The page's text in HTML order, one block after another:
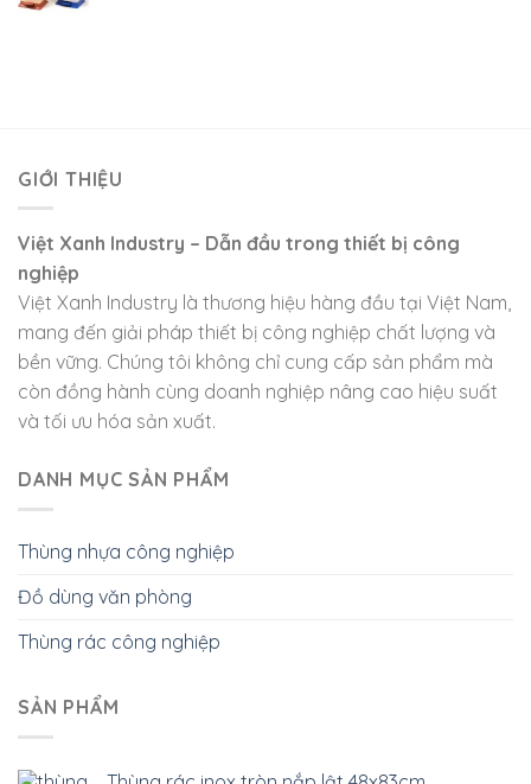
GIỚI THIỆU
Việt Xanh Industry – Dẫn đầu trong thiết bị công
nghiệp
Việt Xanh Industry là thương hiệu hàng đầu tại Việt Nam,
mang đến giải pháp thiết bị công nghiệp chất lượng và
bền vững. Chúng tôi không chỉ cung cấp sản phẩm mà
còn đồng hành cùng doanh nghiệp nâng cao hiệu suất
và tối ưu hóa sản xuất.
DANH MỤC SẢN PHẨM
Thùng nhựa công nghiệp
Đồ dùng văn phòng
Thùng rác công nghiệp
SẢN PHẨM